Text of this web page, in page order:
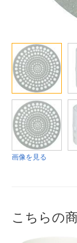
画像を見る
こちらの